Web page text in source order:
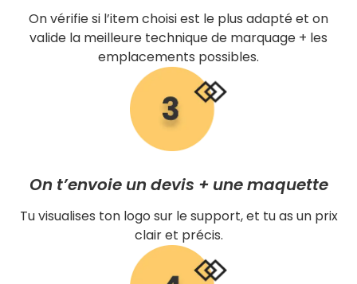
On vérifie si l’item choisi est le plus adapté et on
valide la meilleure technique de marquage + les
emplacements possibles.
On t’envoie un devis + une maquette
Tu visualises ton logo sur le support, et tu as un prix
clair et précis.